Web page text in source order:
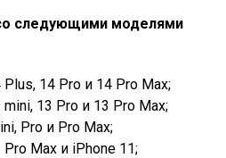
следующими моделями
14 Pro и 14 Pro Max;
13 Pro и 13 Pro Max;
Pro и Pro Max;
Max и iPhone 11;